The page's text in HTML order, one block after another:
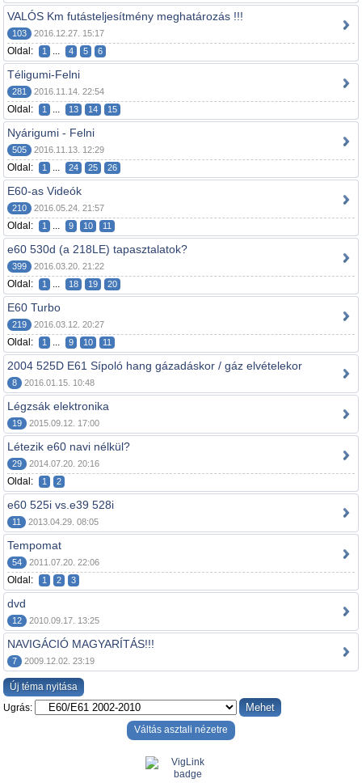
VALÓS Km futásteljesítmény meghatározás !!!
103 2016.12.27. 15:17
Oldal: 1 ... 4 5 6
Téligumi-Felni
281 2016.11.14. 22:54
Oldal: 1 ... 13 14 15
Nyárigumi - Felni
505 2016.11.13. 12:29
Oldal: 1 ... 24 25 26
E60-as Videók
210 2016.05.24. 21:57
Oldal: 1 ... 9 10 11
e60 530d (a 218LE) tapasztalatok?
399 2016.03.20. 21:22
Oldal: 1 ... 18 19 20
E60 Turbo
219 2016.03.12. 20:27
Oldal: 1 ... 9 10 11
2004 525D E61 Sípoló hang gázadáskor / gáz elvételekor
8 2016.01.15. 10:48
Légzsák elektronika
19 2015.09.12. 17:00
Létezik e60 navi nélkül?
29 2014.07.20. 20:16
Oldal: 1 2
e60 525i vs.e39 528i
11 2013.04.29. 08:05
Tempomat
54 2011.07.20. 22:06
Oldal: 1 2 3
dvd
12 2010.09.17. 13:25
NAVIGÁCIÓ MAGYARÍTÁS!!!
7 2009.12.02. 23:19
Új téma nyitása
Ugrás:
Váltás asztali nézetre